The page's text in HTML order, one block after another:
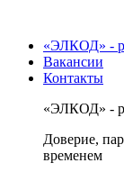
«ЭЛКОД» -
Вакансии
Контакты
«ЭЛКОД» -
Доверие,
временем